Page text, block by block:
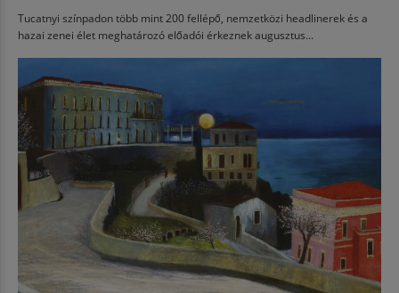
Tucatnyi színpadon több mint 200 fellépő, nemzetközi headlinerek és a
hazai zenei élet meghatározó előadói érkeznek augusztus...